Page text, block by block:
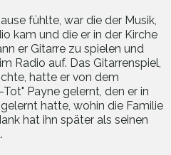
fühlte, war die der Musik,
kam und die er in der Kirche
er Gitarre zu spielen und
Radio auf. Das Gitarrenspiel,
hatte er von dem
Payne gelernt, den er in
hatte, wohin die Familie
hat ihn später als seinen